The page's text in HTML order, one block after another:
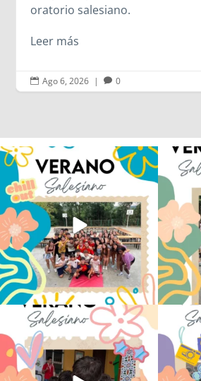
 Ago 6, 2026 |
Los alumnos de 6º de Primaria, 1º y 2º
de la ESO...
145 2
La
No hay verano sin que sea Salesiano ❤️
💫 en Luz 4
...
0